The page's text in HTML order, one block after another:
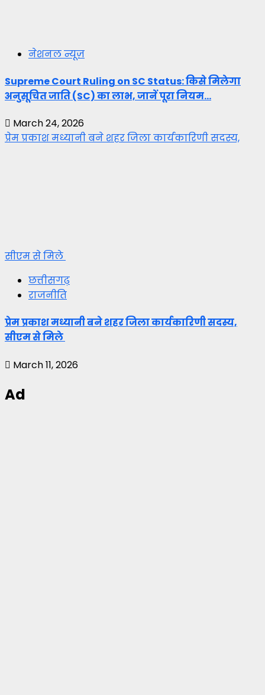
नेशनल न्यूज़
Supreme Court Ruling on SC Status: किसे मिलेगा
अनुसूचित जाति (SC) का लाभ, जानें पूरा नियम…
March 24, 2026
प्रेम प्रकाश मध्यानी बने शहर जिला कार्यकारिणी सदस्य,
सीएम से मिले
छत्तीसगढ़
राजनीति
प्रेम प्रकाश मध्यानी बने शहर जिला कार्यकारिणी सदस्य,
सीएम से मिले
March 11, 2026
Ad